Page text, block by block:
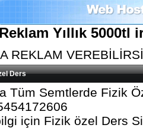
Yıllık
REKLAM
Ders
Tüm Semtlerde Fizik
için Fizik özel Ders